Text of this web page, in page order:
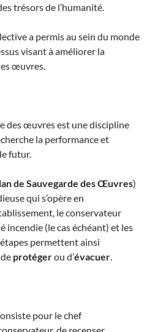
trésors de l’humanité.
a permis au sein du monde
visant à améliorer la
œuvres.
des œuvres est une discipline
la performance et
futur.
de Sauvegarde des Œuvres)
qui s’opère en
le conservateur
incendie (le cas échéant) et les
permettent ainsi
, de protégerou d’évacuer
pour le chef
de recenser